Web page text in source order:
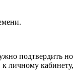
личному